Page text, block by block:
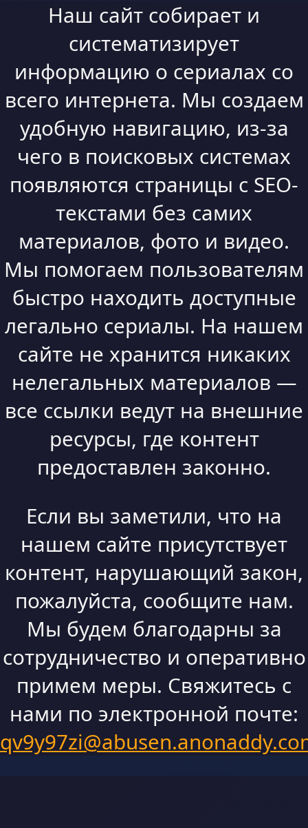
Наш сайт собирает и
систематизирует
информацию о сериалах со
всего интернета. Мы создаем
удобную навигацию, из-за
чего в поисковых системах
появляются страницы с SEO-
текстами без самих
материалов, фото и видео.
Мы помогаем пользователям
быстро находить доступные
легально сериалы. На нашем
сайте не хранится никаких
нелегальных материалов —
все ссылки ведут на внешние
ресурсы, где контент
предоставлен законно.
Если вы заметили, что на
нашем сайте присутствует
контент, нарушающий закон,
пожалуйста, сообщите нам.
Мы будем благодарны за
сотрудничество и оперативно
примем меры. Свяжитесь с
нами по электронной почте: